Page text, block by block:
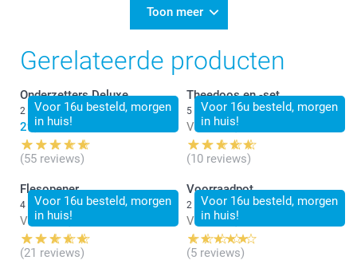
Toon meer
Gerelateerde producten
Voor 16u besteld, morgen
in huis!
Onderzetters Deluxe
2 varianten
29,99
(55 reviews)
Voor 16u besteld, morgen
in huis!
Theedoos en -set
5 varianten
Vanaf 26,99
(10 reviews)
Voor 16u besteld, morgen
in huis!
Flesopener
4 varianten
Vanaf 14,99
(21 reviews)
Voor 16u besteld, morgen
in huis!
Voorraadpot
2 varianten
Vanaf 27,99
(5 reviews)